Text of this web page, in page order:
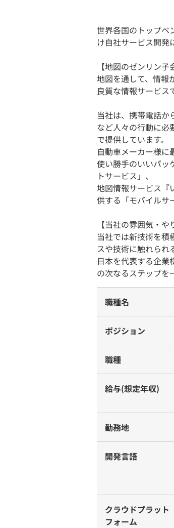
世界各国のトップベ
け自社サービス開発
【地図のゼンリン子
地図を通して、情報
良質な情報サービス
当社は、携帯電話か
など人々の行動に必
で提供しています。
自動車メーカー様に
使い勝手のいいパッ
トサービス」、
地図情報サービス『
供する「モバイルサ
【当社の雰囲気・や
当社では新技術を積
スや技術に触れられ
日本を代表する企業
の次なるステップを
職種名
ポジション
職種
給与(想定年収)
勤務地
開発言語
クラウドプラット
フォーム